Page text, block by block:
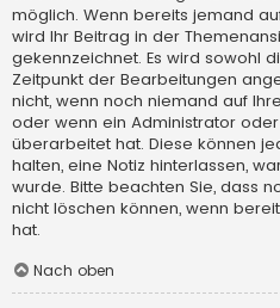
möglich. Wenn bereits jemand
wird Ihr Beitrag in der
gekennzeichnet. Es wird sowohl
Zeitpunkt der Bearbeitungen
nicht, wenn noch niemand auf
oder wenn ein Administrator
überarbeitet hat. Diese können
halten, eine Notiz hinterlassen,
wurde. Bitte beachten Sie, dass
nicht löschen können, wenn
hat.
Nach oben